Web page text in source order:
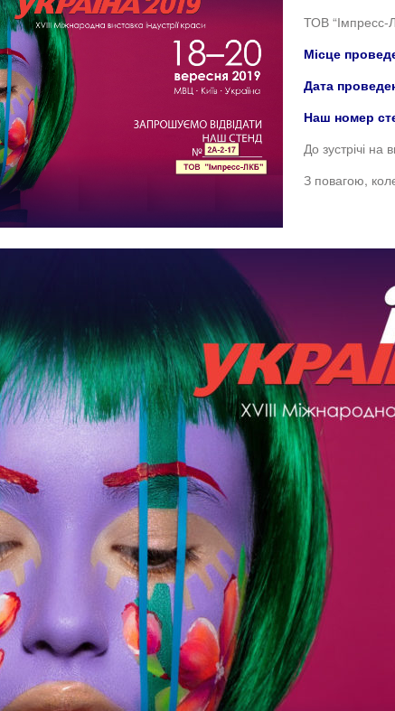
ТОВ “Імпресс-
Місце
Дата
Наш номер
До зустрічі на
З повагою,